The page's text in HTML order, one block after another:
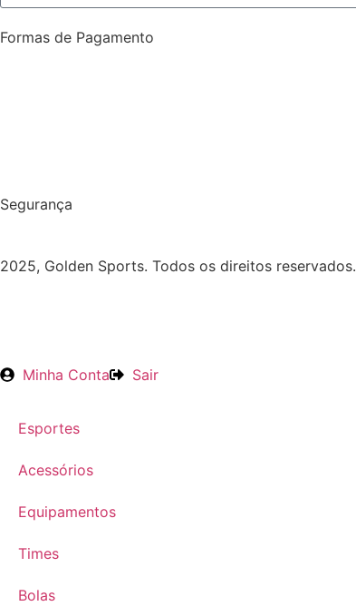
Formas de Pagamento
Segurança
2025, Golden Sports. Todos os direitos reservados.
Minha Conta Sair
Esportes
Acessórios
Equipamentos
Times
Bolas